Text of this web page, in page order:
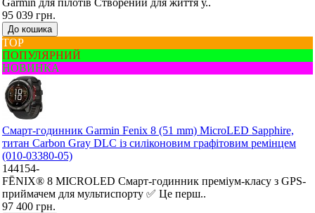
Garmin для пілотів Створений для життя у..
95 039 грн.
До кошика
ТОР
ПОПУЛЯРНИЙ
НОВИНКА
Смарт-годинник Garmin Fenix 8 (51 mm) MicroLED Sapphire,
титан Carbon Gray DLC із силіконовим графітовим ремінцем
(010-03380-05)
144154-
FĒNIX® 8 MICROLED Смарт-годинник преміум-класу з GPS-
приймачем для мультиспорту ✅ Це перш..
97 400 грн.